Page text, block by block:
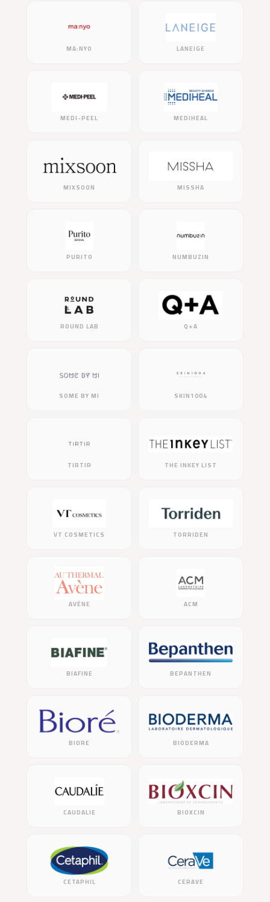
LANEIGE
MA:NYO
MEDIHEAL
MEDI-PEEL
MISSHA
MIXSOON
NUMBUZIN
PURITO
Q+A
ROUND LAB
SKIN1004
SOME BY MI
THE INKEY LIST
TIRTIR
TORRIDEN
VT COSMETICS
ACM
AVÈNE
BEPANTHEN
BIAFINE
BIODERMA
BIORE
BIOXCIN
CAUDALIE
CERAVE
CETAPHIL